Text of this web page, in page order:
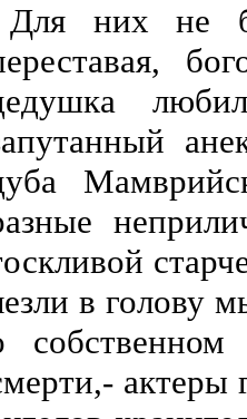
Для них не
в голову
актеры